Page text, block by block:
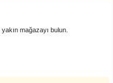
mağazayı bulun.